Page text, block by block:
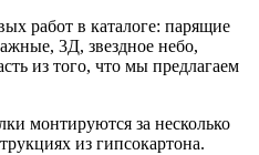
работ в каталоге: парящие
3Д, звездное небо,
из того, что мы предлагаем
монтируются за несколько
из гипсокартона.